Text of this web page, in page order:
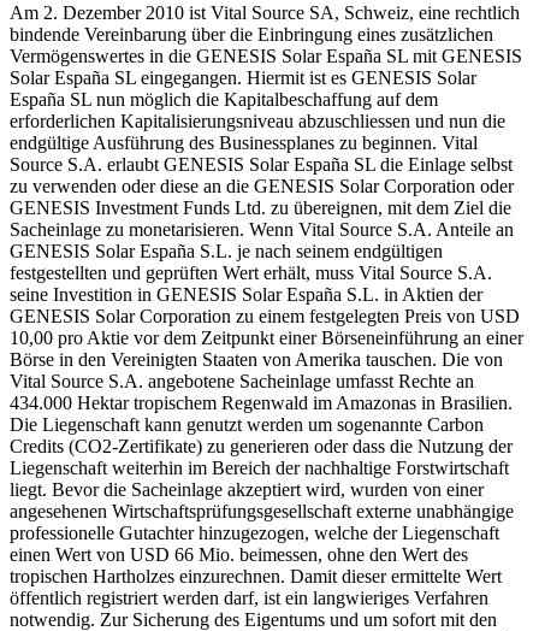
Am 2. Dezember 2010 ist Vital Source SA, Schweiz, eine rechtlich
bindende Vereinbarung über die Einbringung eines zusätzlichen
Vermögenswertes in die GENESIS Solar España SL mit GENESIS
Solar España SL eingegangen. Hiermit ist es GENESIS Solar
España SL nun möglich die Kapitalbeschaffung auf dem
erforderlichen Kapitalisierungsniveau abzuschliessen und nun die
endgültige Ausführung des Businessplanes zu beginnen. Vital
Source S.A. erlaubt GENESIS Solar España SL die Einlage selbst
zu verwenden oder diese an die GENESIS Solar Corporation oder
GENESIS Investment Funds Ltd. zu übereignen, mit dem Ziel die
Sacheinlage zu monetarisieren. Wenn Vital Source S.A. Anteile an
GENESIS Solar España S.L. je nach seinem endgültigen
festgestellten und geprüften Wert erhält, muss Vital Source S.A.
seine Investition in GENESIS Solar España S.L. in Aktien der
GENESIS Solar Corporation zu einem festgelegten Preis von USD
10,00 pro Aktie vor dem Zeitpunkt einer Börseneinführung an einer
Börse in den Vereinigten Staaten von Amerika tauschen. Die von
Vital Source S.A. angebotene Sacheinlage umfasst Rechte an
434.000 Hektar tropischem Regenwald im Amazonas in Brasilien.
Die Liegenschaft kann genutzt werden um sogenannte Carbon
Credits (CO2-Zertifikate) zu generieren oder dass die Nutzung der
Liegenschaft weiterhin im Bereich der nachhaltige Forstwirtschaft
liegt. Bevor die Sacheinlage akzeptiert wird, wurden von einer
angesehenen Wirtschaftsprüfungsgesellschaft externe unabhängige
professionelle Gutachter hinzugezogen, welche der Liegenschaft
einen Wert von USD 66 Mio. beimessen, ohne den Wert des
tropischen Hartholzes einzurechnen. Damit dieser ermittelte Wert
öffentlich registriert werden darf, ist ein langwieriges Verfahren
notwendig. Zur Sicherung des Eigentums und um sofort mit den